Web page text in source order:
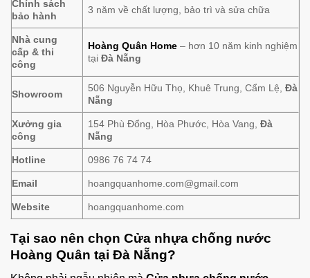
Chính sách
bảo hành
3 năm về chất lượng, bảo trì và sửa chữa
Nhà cung
cấp & thi
công
Hoàng Quân Home – hơn 10 năm kinh nghiệm
tạiĐà Nẵng
Showroom
506 Nguyễn Hữu Thọ, Khuê Trung, Cẩm Lệ,Đà
Nẵng
Xưởng gia
công
154 Phù Đổng, Hòa Phước, Hòa Vang,Đà
Nẵng
Hotline 0986 76 74 74
Email hoangquanhome.com@gmail.com
Website hoangquanhome.com
Tại sao nên chọn Cửa nhựa chống nước
Hoàng Quân tại Đà Nẵng?